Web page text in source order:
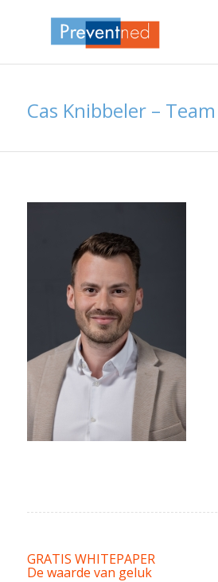
Cas Knibbeler –
GRATIS WHITEPAPER
De waarde van geluk